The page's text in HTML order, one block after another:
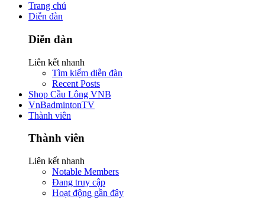
Trang chủ
Diễn đàn
Diễn đàn
Liên kết nhanh
Tìm kiếm diễn đàn
Recent Posts
Shop Cầu Lông VNB
VnBadmintonTV
Thành viên
Thành viên
Liên kết nhanh
Notable Members
Đang truy cập
Hoạt động gần đây